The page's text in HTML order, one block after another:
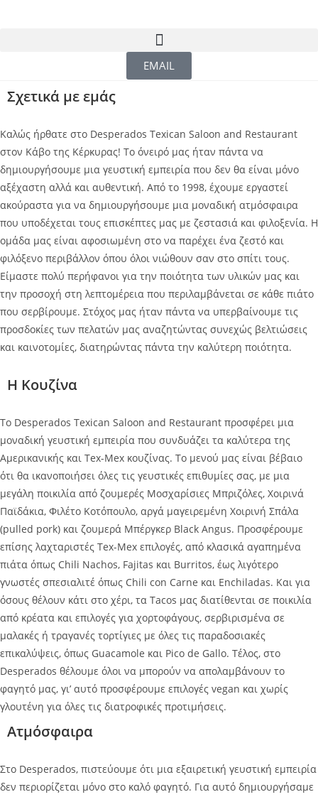
EMAIL
Σχετικά με εμάς
Καλώς ήρθατε στο Desperados Texican Saloon and Restaurant
στον Κάβο της Κέρκυρας! Το όνειρό μας ήταν πάντα να
δημιουργήσουμε μια γευστική εμπειρία που δεν θα είναι μόνο
αξέχαστη αλλά και αυθεντική. Από το 1998, έχουμε εργαστεί
ακούραστα για να δημιουργήσουμε μια μοναδική ατμόσφαιρα
που υποδέχεται τους επισκέπτες μας με ζεστασιά και φιλοξενία. Η
ομάδα μας είναι αφοσιωμένη στο να παρέχει ένα ζεστό και
φιλόξενο περιβάλλον όπου όλοι νιώθουν σαν στο σπίτι τους.
Είμαστε πολύ περήφανοι για την ποιότητα των υλικών μας και
την προσοχή στη λεπτομέρεια που περιλαμβάνεται σε κάθε πιάτο
που σερβίρουμε. Στόχος μας ήταν πάντα να υπερβαίνουμε τις
προσδοκίες των πελατών μας αναζητώντας συνεχώς βελτιώσεις
και καινοτομίες, διατηρώντας πάντα την καλύτερη ποιότητα.
Η Κουζίνα
Το Desperados Texican Saloon and Restaurant προσφέρει μια
μοναδική γευστική εμπειρία που συνδυάζει τα καλύτερα της
Aμερικανικής και Tex-Mex κουζίνας. Το μενού μας είναι βέβαιο
ότι θα ικανοποιήσει όλες τις γευστικές επιθυμίες σας, με μια
μεγάλη ποικιλία από ζουμερές Μοσχαρίσιες Μπριζόλες, Χοιρινά
Παϊδάκια, Φιλέτο Κοτόπουλο, αργά μαγειρεμένη Χοιρινή Σπάλα
(pulled pork) και ζουμερά Μπέργκερ Black Angus. Προσφέρουμε
επίσης λαχταριστές Tex-Mex επιλογές, από κλασικά αγαπημένα
πιάτα όπως Chili Nachos, Fajitas και Burritos, έως λιγότερο
γνωστές σπεσιαλιτέ όπως Chili con Carne και Enchiladas. Και για
όσους θέλουν κάτι στο χέρι, τα Tacos μας διατίθενται σε ποικιλία
από κρέατα και επιλογές για χορτοφάγους, σερβιρισμένα σε
μαλακές ή τραγανές τορτίγιες με όλες τις παραδοσιακές
επικαλύψεις, όπως Guacamole και Pico de Gallo. Τέλος, στο
Desperados θέλουμε όλοι να μπορούν να απολαμβάνουν το
φαγητό μας, γι’ αυτό προσφέρουμε επιλογές vegan και χωρίς
γλουτένη για όλες τις διατροφικές προτιμήσεις.
Ατμόσφαιρα
Στο Desperados, πιστεύουμε ότι μια εξαιρετική γευστική εμπειρία
δεν περιορίζεται μόνο στο καλό φαγητό. Για αυτό δημιουργήσαμε